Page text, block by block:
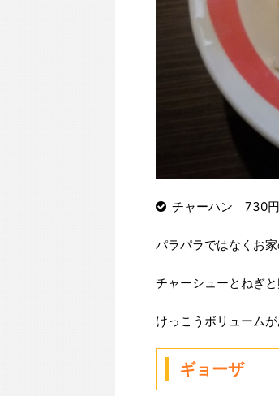
チャーハン 730円
パラパラではなくお
チャーシューとねぎ
けっこうボリュームが
ギョーザ